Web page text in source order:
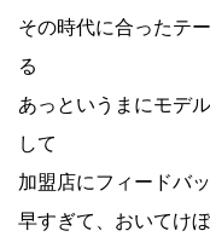
その時代に合ったテ
る
あっというまにモデ
して
加盟店にフィードバ
早すぎて、おいてけ